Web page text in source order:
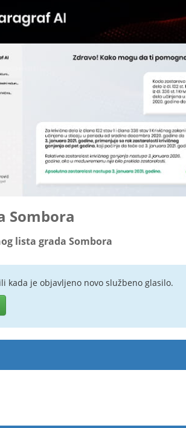
Sombora
lista grada Sombora
kada je objavljeno novo službeno glasilo.